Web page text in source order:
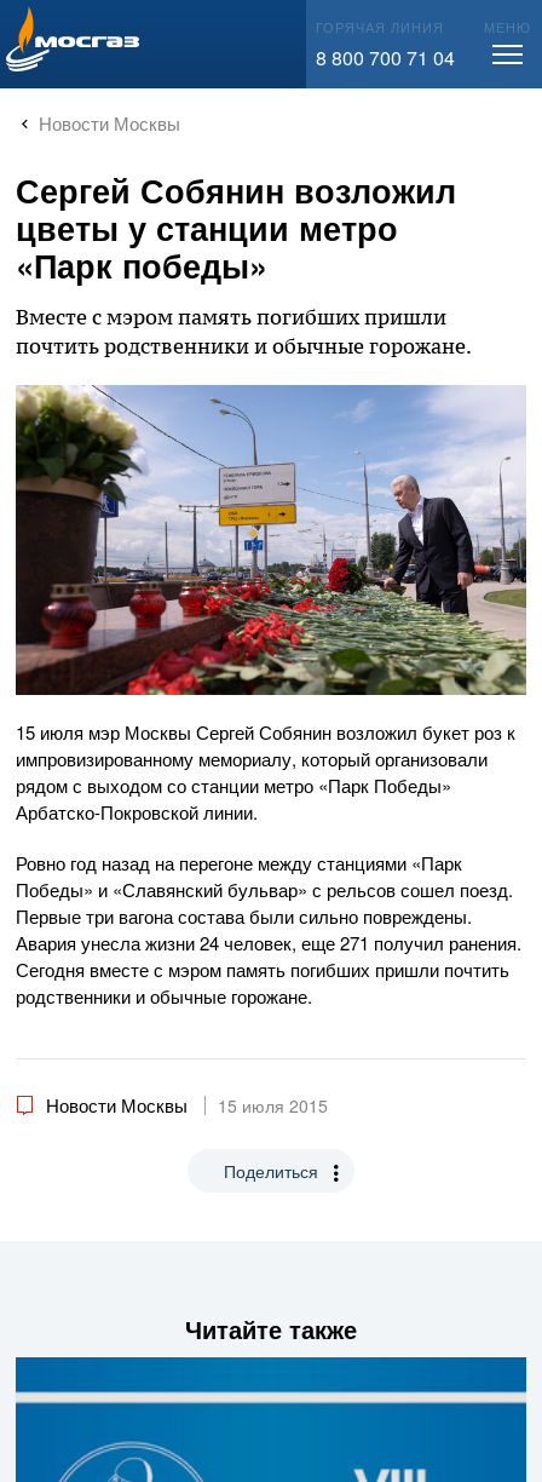
info@mos-gaz.ru ГОРЯЧАЯ ЛИНИЯ
8 800 700 71 04
МЕНЮ
Новости Москвы
Сергей Собянин возложил
цветы у станции метро
«Парк победы»
Вместе с мэром память погибших пришли
почтить родственники и обычные горожане.
15 июля мэр Москвы Сергей Собянин возложил букет роз к
импровизированному мемориалу, который организовали
рядом с выходом со станции метро «Парк Победы»
Арбатско-Покровской линии.
Ровно год назад на перегоне между станциями «Парк
Победы» и «Славянский бульвар» с рельсов сошел поезд.
Первые три вагона состава были сильно повреждены.
Авария унесла жизни 24 человек, еще 271 получил ранения.
Сегодня вместе с мэром память погибших пришли почтить
родственники и обычные горожане.
Новости Москвы 15 июля 2015
Поделиться
Читайте также